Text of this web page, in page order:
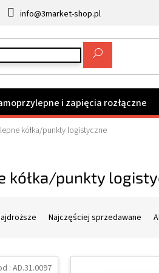
info@3market-shop.pl
i zapięcia rozłączne
kółka/punkty logistyczne
kółka/punkty
Najczęściej sprzedawane
: AD.31.0097